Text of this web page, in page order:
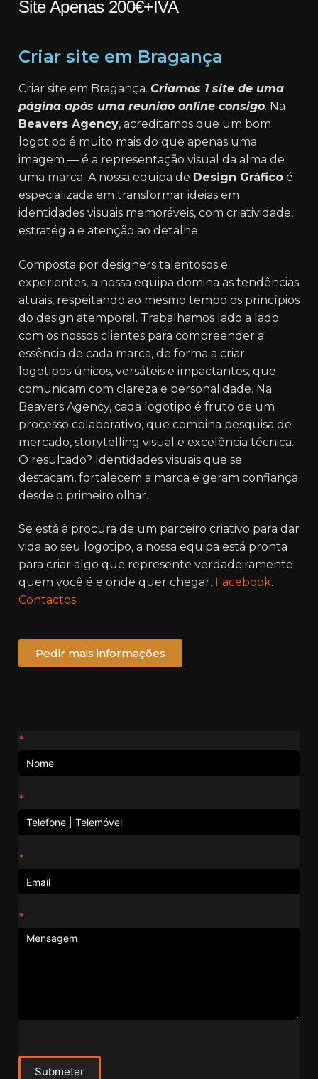
Site Apenas 200€+IVA
Criar site em Bragança
Criar site em Bragança. Criamos 1 site de uma
página após uma reunião online consigo. Na
Beavers Agency, acreditamos que um bom
logotipo é muito mais do que apenas uma
imagem — é a representação visual da alma de
uma marca. A nossa equipa de Design Gráfico é
especializada em transformar ideias em
identidades visuais memoráveis, com criatividade,
estratégia e atenção ao detalhe.
Composta por designers talentosos e
experientes, a nossa equipa domina as tendências
atuais, respeitando ao mesmo tempo os princípios
do design atemporal. Trabalhamos lado a lado
com os nossos clientes para compreender a
essência de cada marca, de forma a criar
logotipos únicos, versáteis e impactantes, que
comunicam com clareza e personalidade. Na
Beavers Agency, cada logotipo é fruto de um
processo colaborativo, que combina pesquisa de
mercado, storytelling visual e excelência técnica.
O resultado? Identidades visuais que se
destacam, fortalecem a marca e geram confiança
desde o primeiro olhar.
Se está à procura de um parceiro criativo para dar
vida ao seu logotipo, a nossa equipa está pronta
para criar algo que represente verdadeiramente
quem você é e onde quer chegar. Facebook.
Contactos
Pedir mais informações
Contactos
*
*
*
*
Submeter